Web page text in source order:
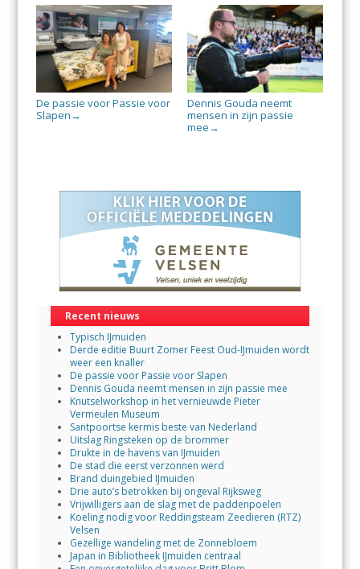
De passie voor Passie voor
Slapen →
Dennis Gouda neemt
mensen in zijn passie
mee →
Recent nieuws
Typisch IJmuiden
Derde editie Buurt Zomer Feest Oud-IJmuiden wordt
weer een knaller
De passie voor Passie voor Slapen
Dennis Gouda neemt mensen in zijn passie mee
Knutselworkshop in het vernieuwde Pieter
Vermeulen Museum
Santpoortse kermis beste van Nederland
Uitslag Ringsteken op de brommer
Drukte in de havens van IJmuiden
De stad die eerst verzonnen werd
Brand duingebied IJmuiden
Drie auto’s betrokken bij ongeval Rijksweg
Vrijwilligers aan de slag met de paddenpoelen
Koeling nodig voor Reddingsteam Zeedieren (RTZ)
Velsen
Gezellige wandeling met de Zonnebloem
Japan in Bibliotheek IJmuiden centraal